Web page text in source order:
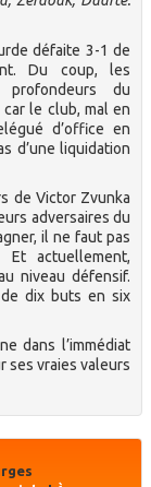
défaite 3-1 de
Du coup, les
du
le club, mal en
d’office en
d’une liquidation
de Victor Zvunka
adversaires du
il ne faut pas
actuellement,
niveau défensif.
dix buts en six
dans l’immédiat
ses vraies valeurs